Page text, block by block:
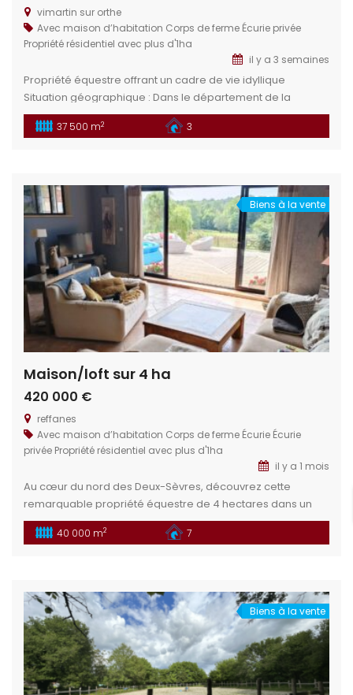
vimartin sur orthe
Avec maison d’habitation Corps de ferme Écurie privée
Propriété résidentiel avec plus d'1ha
il y a 3 semaines
Propriété équestre offrant un cadre de vie idyllique
Situation géographique : Dans le département de la
Mayenne en limitrophe de la Sarthe, en région Pays de la
Loire, se trouve le charmant village de Vimartin sur Orthe.
37 500 m2 3
Biens à la vente
Maison/loft sur 4 ha
420 000 €
reffanes
Avec maison d’habitation Corps de ferme Écurie Écurie
privée Propriété résidentiel avec plus d'1ha
il y a 1 mois
Au cœur du nord des Deux-Sèvres, découvrez cette
remarquable propriété équestre de 4 hectares dans un
cadre idéal pour les passionnés d’équitation et de nature.
Un bien rare, alliant fonctionnalité, charme et fort potentiel
trouve à proximité du […]
40 000 m2 7
Biens à la vente